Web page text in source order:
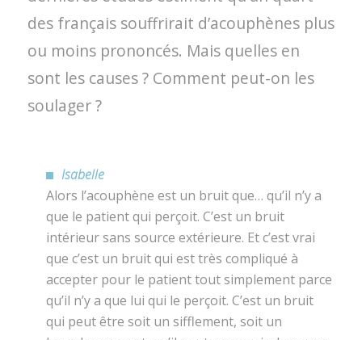
des français souffrirait d’acouphènes plus
ou moins prononcés. Mais quelles en
sont les causes ? Comment peut-on les
soulager ?
Isabelle
Alors l’acouphène est un bruit que… qu’il n’y a
que le patient qui perçoit. C’est un bruit
intérieur sans source extérieure. Et c’est vrai
que c’est un bruit qui est très compliqué à
accepter pour le patient tout simplement parce
qu’il n’y a que lui qui le perçoit. C’est un bruit
qui peut être soit un sifflement, soit un